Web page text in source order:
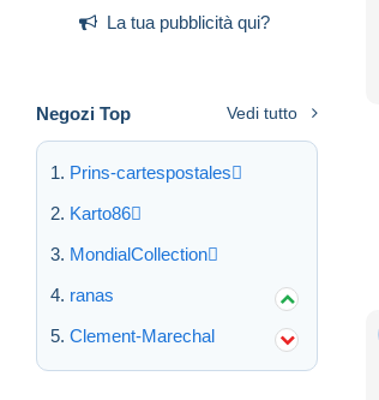
La tua pubblicità qui?
Negozi Top Vedi tutto
Prins-cartespostales
Karto86
MondialCollection
ranas
Clement-Marechal